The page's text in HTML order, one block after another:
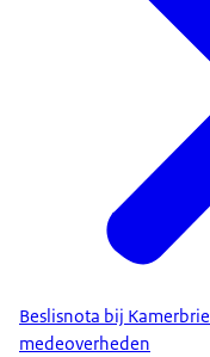
Beslisnota bij
medeoverheden